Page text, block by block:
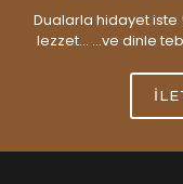
Dualarla hidayet
lezzet... ...ve dinle